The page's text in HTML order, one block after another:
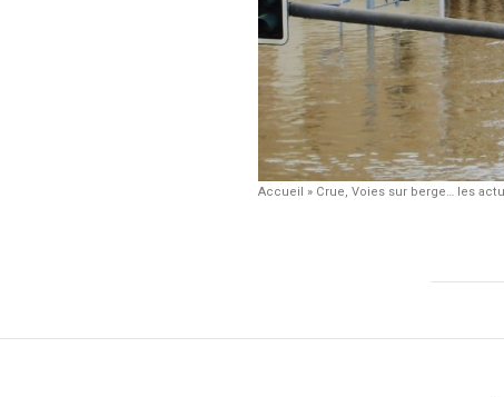
Accueil » Crue, Voies sur berge… les